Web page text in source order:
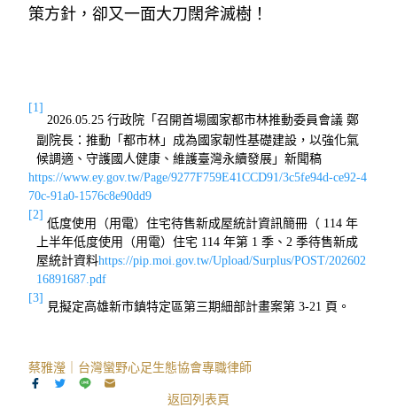
策方針，卻又一面大刀闊斧滅樹！
[1]
2026.05.25 行政院「召開首場國家都市林推動委員會議 鄭
副院長：推動「都市林」成為國家韌性基礎建設，以強化氣
候調適、守護國人健康、維護臺灣永續發展」新聞稿
https://www.ey.gov.tw/Page/9277F759E41CCD91/3c5fe94d-ce92-4
70c-91a0-1576c8e90dd9
[2]
低度使用 （用電） 住宅待售新成屋統計資訊簡冊（ 114 年
上半年低度使用（用電）住宅 114年第 1季、 2季待售新成
屋統計資料https://pip.moi.gov.tw/Upload/Surplus/POST/202602
16891687.pdf
[3]
見擬定高雄新市鎮特定區第三期細部計畫案第 3-21 頁。
蔡雅瀅｜台灣蠻野心足生態協會專職律師
返回列表頁